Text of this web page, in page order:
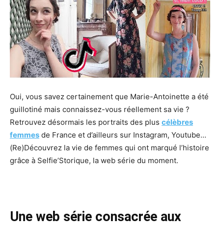
Oui, vous savez certainement que Marie-Antoinette a été
guillotiné mais connaissez-vous réellement sa vie ?
Retrouvez désormais les portraits des plus célèbres
femmes de France et d’ailleurs sur Instagram, Youtube…
(Re)Découvrez la vie de femmes qui ont marqué l’histoire
grâce à Selfie’Storique, la web série du moment.
Une web série consacrée aux